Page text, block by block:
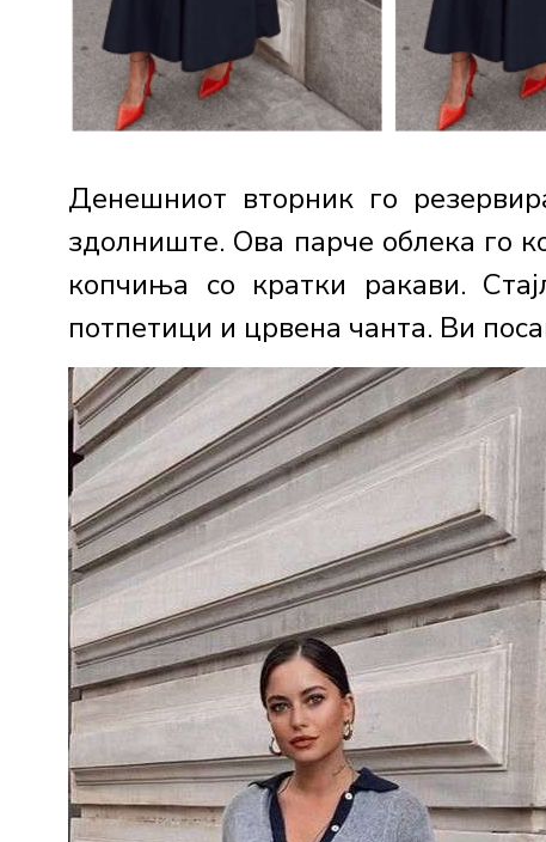
Денешниот вторник го
здолниште. Ова парче облека го
копчиња со кратки ракави.
потпетици и црвена чанта. Ви